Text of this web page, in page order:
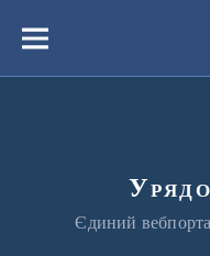
вмістуМеню
Єдиний